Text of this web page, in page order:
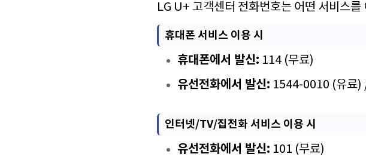
LG U+ 고객센터 전화번호는 어떤 서비스
휴대폰 서비스 이용 시
휴대폰에서 발신: 114 (무료)
유선전화에서 발신: 1544-0010 (유료
인터넷/TV/집전화 서비스 이용 시
유선전화에서 발신: 101 (무료)